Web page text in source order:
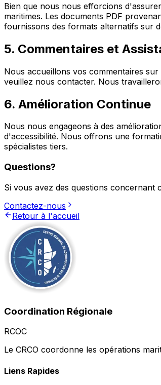
Bien que nous nous efforcions
maritimes. Les documents PDF
fournissons des formats alternatifs sur
5. Commentaires et
Nous accueillons vos commentaires
veuillez nous contacter. Nous
6. Amélioration Continue
Nous nous engageons à des
d'accessibilité. Nous offrons une
spécialistes tiers.
Questions?
Si vous avez des questions concernant
Contactez-nous
Retour à l'accueil
Coordination Régionale
RCOC
Le CRCO coordonne les opérations
Liens Rapides